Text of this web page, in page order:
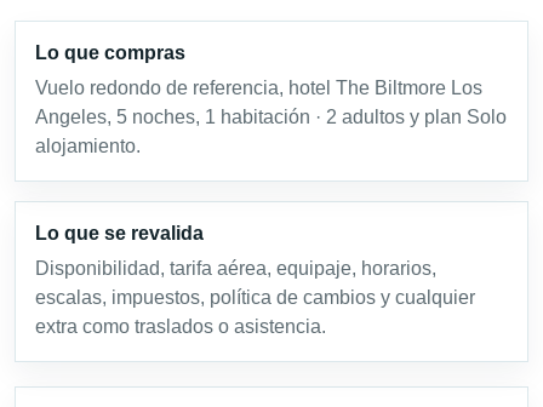
Lo que compras
Vuelo redondo de referencia, hotel The Biltmore Los
Angeles, 5 noches, 1 habitación · 2 adultos y plan Solo
alojamiento.
Lo que se revalida
Disponibilidad, tarifa aérea, equipaje, horarios,
escalas, impuestos, política de cambios y cualquier
extra como traslados o asistencia.